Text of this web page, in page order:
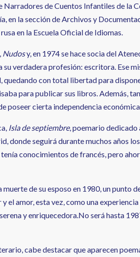
Narradores de Cuentos Infantiles de la
en la sección de Archivos y
en la Escuela Oficial de Idiomas.
Nudosy, en 1974 se hace socia del
verdadera profesión: escritora. Ese
quedando con total libertad para
para publicar sus libros. Además,
cierta independencia económica.
Isla de septiembre, poemario dedicado
donde seguirá durante muchos años
conocimientos de francés, pero
de su esposo en 1980, un punto
el amor, esta vez, como una
y enriquecedora.No será hasta
cabe destacar que aparecen